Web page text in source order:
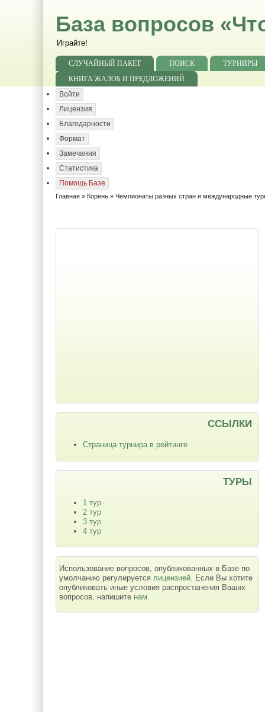
База вопросов
Играйте!
СЛУЧАЙНЫЙ ПАКЕТ ПОИСК
ТУРНИРЫ
КНИГА ЖАЛОБ И ПРЕДЛОЖЕНИЙ
Войти
Лицензия
Благодарности
Формат
Замечания
Статистика
Помощь Базе
Главная » Корень » Чемпионаты разных стран и международные
ССЫЛКИ
Страница турнира в рейтинге
ТУРЫ
1 тур
2 тур
3 тур
4 тур
Использование вопросов, опубликованных в Базе по
умолчанию регулируется лицензией . Если Вы хотите
опубликовать иные условия распростанения Ваших
вопросов, напишите нам